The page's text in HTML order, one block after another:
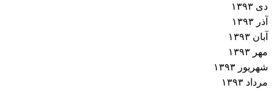
دی ۱۳۹۳
آذر ۱۳۹۳
آبان ۱۳۹۳
مهر ۱۳۹۳
شهریور ۱۳۹۳
مرداد ۱۳۹۳